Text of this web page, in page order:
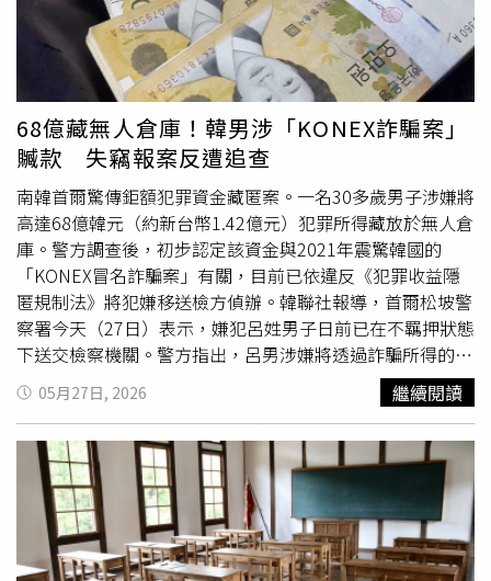
結果被家長投訴提告強制罪。對老師來說，為了避免遭家長
投訴、學生濫訴或避免觸犯法規，選擇消極避險防禦性教學
模式，因為衍伸出來的問題太可怕了。根據今年3月《親子
天下》一份針對國中小超過5,000位教師問卷調查發現，
95.8%教師擔心即使依據專業判斷，仍可能被誤解而遭致檢
舉；79%教師管教學生時，會優先考量程序合法性而非教育
效果，這意味著老師擔心被投訴，只採取最低限度的管教手
段，不再積極指導學生。「在教育現場的老師都想逃，剛進
來的也被高壓環境給嚇跑，還沒進來聽到都嚇死，原本是代
理老師要考教師甄選，現在也不考了！」葉青芪表示，這就
是目前教育現場回饋給他最真實的聲音，「若現行教育政策
沒有做修訂和改變，這種狀況只會持續惡化下去！」大家熱
議教師甄選出現高錄取率、低門檻之際，黃國政認為，真正
需要關注的是教育職場環境的不友善，使原本有意投入的人
選擇卻步。與其一味擴大招募，不如從制度面檢討不合理的
調查與申訴機制，減少濫訴、降低教師承受的風險與壓力，
以及調高教師待遇，才能讓已具備教師資格者願意回流教育
現場，從根本改善師資短缺問題。因此，全國教師工會總聯
合會提出2大建言：第一、實質提升教師薪資待遇：雖老師
薪資每年穩定調整3、4%，但調幅跟不上物價飛奔，在薪資
待遇上與業界無法相比時，年輕人當然更趨向投入業界。政
府應考量市場機制設定薪水，尤其可針對理工、自然學門引
上；另規劃每週1次「幸福餐」，以孩子喜愛的菜色為主，
或副菜升級主菜「2道主菜的雙主菜」方式，並首度攜手在
地餐飲業者共同研發特色菜單讓孩子在學校也能享用更多元
且營養均衡的餐點。吃好飯、補好鈣，桃園守護孩子健康成
長。（圖片提供／桃園市政府）除了學校午餐，桃園115年
2月23日起推動生生喝鮮乳－桃園鈣健康政策，凡設籍桃園
市2至12歲，或就讀本市公私立國小、幼兒園及托嬰中心的
孩子，每週皆可免費兌領1瓶鮮乳或豆漿，全年52週、寒暑
假不中斷。市府每年自籌約2.8億元經費，照顧約21萬名孩
子，希望透過穩定持續的營養補充，協助攝取成長所需的蛋
白質、鈣質等營養素。吃好飯、補好鈣，桃園守護孩子健康
成長。（圖片提供／桃園市政府）目前學童可透過數位學生
證，幼兒及未就學孩子則可使用兒童鮮乳卡，至1,955家合
作通路兌領，提供多款國產鮮乳與豆漿品項供選擇。市府也
提醒家長養成每週固定兌換習慣，讓孩子持續補充營養。相
關資訊可至桃園鈣健康官網查詢，或撥打客服專線03-
3320229洽詢。從免費營養午餐持續升級，到每週鮮乳營養
補給，桃園持續將對孩子的照顧落實在日常中。未來也將持
續精進各項健康支持措施，陪伴每一位孩子健康長大、安心
學習。
68億藏無人倉庫！韓男涉「KONEX詐騙案」
贓款 失竊報案反遭追查
南韓首爾驚傳鉅額犯罪資金藏匿案。一名30多歲男子涉嫌將
高達68億韓元（約新台幣1.42億元）犯罪所得藏放於無人倉
庫。警方調查後，初步認定該資金與2021年震驚韓國的
「KONEX冒名詐騙案」有關，目前已依違反《犯罪收益隱
匿規制法》將犯嫌移送檢方偵辦。韓聯社報導，首爾松坡警
察署今天（27日）表示，嫌犯呂姓男子日前已在不羈押狀態
下送交檢察機關。警方指出，呂男涉嫌將透過詐騙所得的大
筆現金藏匿於倉庫內，以規避追查。警方研判，這筆資金與
2021年發生的「KONEX冒名詐騙案」有關。當時有犯罪集
Exchange）名義，架設假投資網站吸引投資人投入資金，
最終向約300名受害者騙取超過140億韓元（約新台幣2.93
億元）。案件曝光則源於另一起竊盜案。警方透露，2024
年接獲呂男報案，聲稱存放於無人倉庫中的68億韓元現金遭
竊，其中大部分不翼而飛。警方隨後逮捕負責管理倉庫的40
05月27日, 2026 繼續閱讀